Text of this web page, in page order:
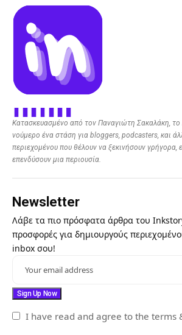
Κατασκευασμένο από τον Παναγιώτη Σακαλάκη, το
νούμερο ένα στάση για bloggers, podcasters, και
περιεχομένου που θέλουν να ξεκινήσουν γρήγορα,
επενδύσουν μια περιουσία.
Newsletter
Λάβε τα πιο πρόσφατα άρθρα του
προσφορές για δημιουργούς
inbox σου!
I have read and agree to the terms